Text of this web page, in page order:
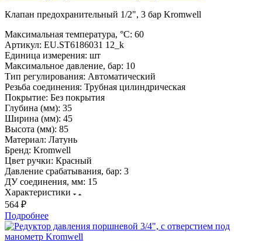
Клапан предохранительный 1/2", 3 бар Kromwell
Максимальная температура, °С: 60
Артикул: EU.ST6186031 12_k
Единица измерения: шт
Максимальное давление, бар: 10
Тип регулирования: Автоматический
Резьба соединения: Трубная цилиндрическая
Покрытие: Без покрытия
Глубина (мм): 35
Ширина (мм): 45
Высота (мм): 85
Материал: Латунь
Бренд: Kromwell
Цвет ручки: Красный
Давление срабатывания, бар: 3
ДУ соединения, мм: 15
Характеристики
564 ₽
Подробнее